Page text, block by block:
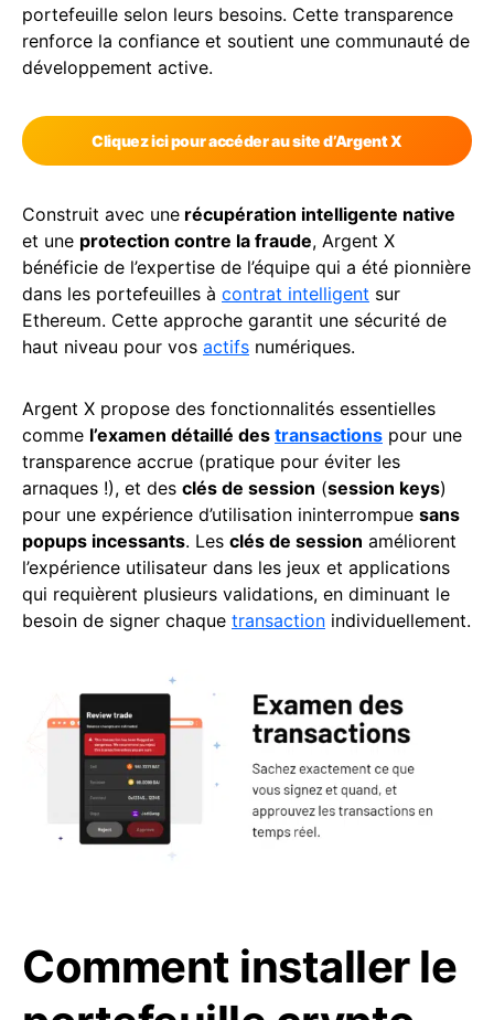
portefeuille selon leurs besoins. Cette transparence
renforce la confiance et soutient une communauté de
développement active.
Cliquez ici pour accéder au site d’Argent X
Construit avec une récupération intelligente native
et une protection contre la fraude, Argent X
bénéficie de l’expertise de l’équipe qui a été pionnière
dans les portefeuilles à contrat intelligent sur
Ethereum. Cette approche garantit une sécurité de
haut niveau pour vos actifs numériques.
Argent X propose des fonctionnalités essentielles
comme l’examen détaillé des transactions pour une
transparence accrue (pratique pour éviter les
arnaques !), et des clés de session (session keys)
pour une expérience d’utilisation ininterrompue sans
popups incessants. Les clés de session améliorent
l’expérience utilisateur dans les jeux et applications
qui requièrent plusieurs validations, en diminuant le
besoin de signer chaque transaction individuellement.
Comment installer le